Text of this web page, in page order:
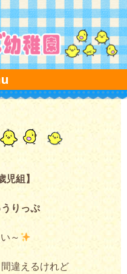
児組】
りっぷ
～
違えるけれど